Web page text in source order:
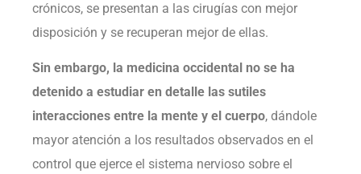
crónicos, se presentan a las cirugías con mejor
disposición y se recuperan mejor de ellas.
Sin embargo, la medicina occidental no se ha
detenido a estudiar en detalle las sutiles
interacciones entre la mente y el cuerpo, dándole
mayor atención a los resultados observados en el
control que ejerce el sistema nervioso sobre el